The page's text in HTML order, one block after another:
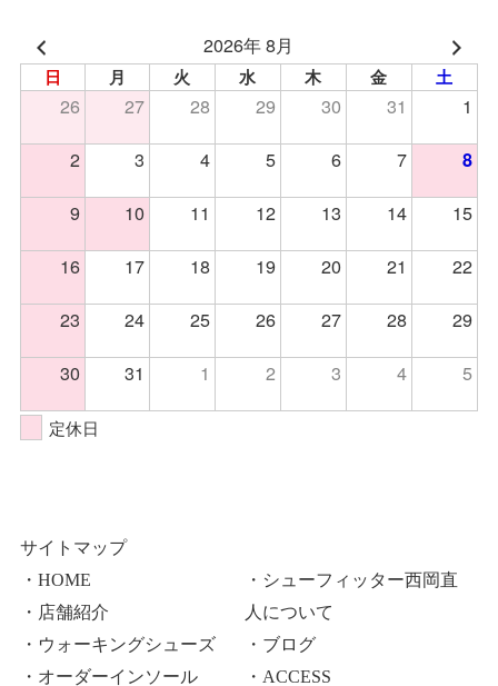
2026年 8月
日 月 火 水 木 金 土
26 27 28 29 30 31
1
2
3 4 5 6 7 8
9 10 11 12 13 14
15
16
17 18 19 20 21
22
23
24 25 26 27 28
29
30
31 1 2 3 4 5
定休日
サイトマップ
・HOME
・店舗紹介
・ウォーキングシューズ
・オーダーインソール
・シューフィッター西岡直
人について
・ブログ
・ACCESS